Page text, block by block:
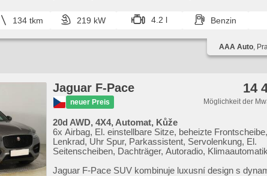
134 tkm 219 kW 4.2 l Benzin
AAA Auto,
Jaguar F-Pace
neuer Preis
14
Möglichkeit der
20d AWD, 4X4, Automat, Kůže
6x Airbag, El. einstellbare Sitze, beheizte
Lenkrad, Uhr Spur, Parkassistent, Servolenkung, El.
Seitenscheiben, Dachträger, Autoradio,
Bordcomputer, El. Klappspiegel, Elektronisches
Jaguar F​-Pace SUV kombinuje luxusní design s